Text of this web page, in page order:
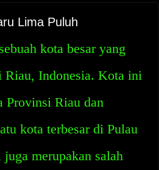
Lima Puluh
kota besar yang
Riau, Indonesia. Kota ini
Provinsi Riau dan
kota terbesar di Pulau
merupakan salah